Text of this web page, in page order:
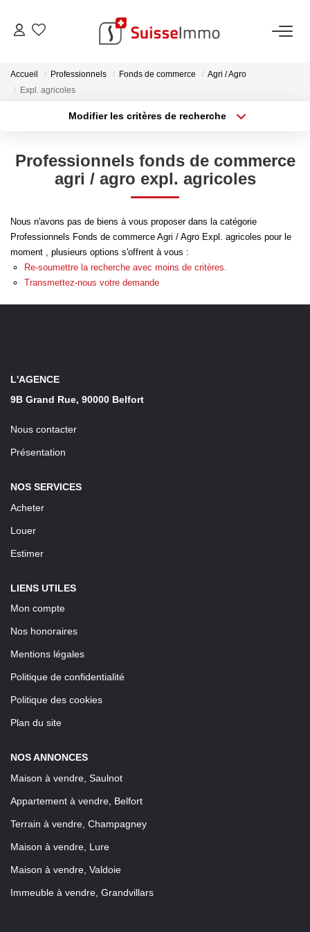
ACHETER
VENDRE
Estimer Votre Bien En Ligne
Consultez Les Avis Clients
Consultez Nos Dernières Ventes
Confiez-Nous La Recherche De Votre Location
Accueil Professionnels Fonds de commerce
Agri / Agro
Expl. agricoles
Modifier les critères de recherche
Sélectionnez...
Type de bien
Surface min
Créer une alerte
Professionnels fonds de commerce
agri / agro expl. agricoles
Nous n'avons pas de biens à vous proposer dans la catégorie
Professionnels Fonds de commerce Agri / Agro Expl. agricoles pour le
moment , plusieurs options s'offrent à vous :
Re-soumettre la recherche avec moins de critères.
Transmettez-nous votre demande
L'AGENCE
9B Grand Rue, 90000 Belfort
Nous contacter
Présentation
NOS SERVICES
Acheter
Louer
Estimer
LIENS UTILES
Mon compte
Nos honoraires
Mentions légales
Politique de confidentialité
Politique des cookies
Plan du site
NOS ANNONCES
Maison à vendre, Saulnot
Appartement à vendre, Belfort
Terrain à vendre, Champagney
Maison à vendre, Lure
Maison à vendre, Valdoie
Immeuble à vendre, Grandvillars